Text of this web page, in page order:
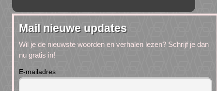
Mail nieuwe updates
Wil je de nieuwste woorden en verhalen lezen? Schrijf je dan
nu gratis in!
E-mailadres